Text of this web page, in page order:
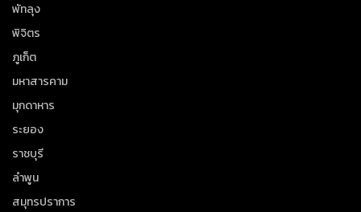
พัทลุง
พิจิตร
ภูเก็ต
มหาสารคาม
มุกดาหาร
ระยอง
ราชบุรี
ลำพูน
สมุทรปราการ